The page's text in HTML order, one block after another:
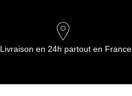
Livraison en 24h partout en France